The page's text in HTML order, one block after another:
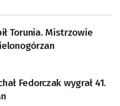
Torunia. Mistrzowie
Fedorczak wygrał 41.